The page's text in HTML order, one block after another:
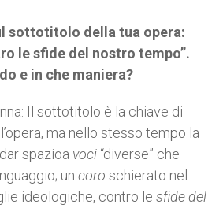
sottotitolo della tua opera:
le sfide del nostro tempo”.
e in che maniera?
Il sottotitolo è la chiave di
ma nello stesso tempo la
spazioa voci “diverse” che
un coro schierato nel
ideologiche, contro le sfide del